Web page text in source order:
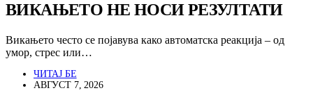
ВИКАЊЕТО НЕ НОСИ РЕЗУЛТАТИ
Викањето често се појавува како автоматска реакција – од
умор, стрес или…
ЧИТАЈ БЕ
АВГУСТ 7, 2026